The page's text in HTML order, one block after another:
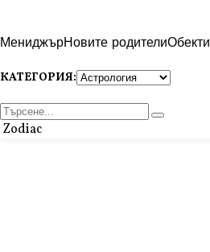
МениджърНовите родителиОбекти
КАТЕГОРИЯ:
Zodiac